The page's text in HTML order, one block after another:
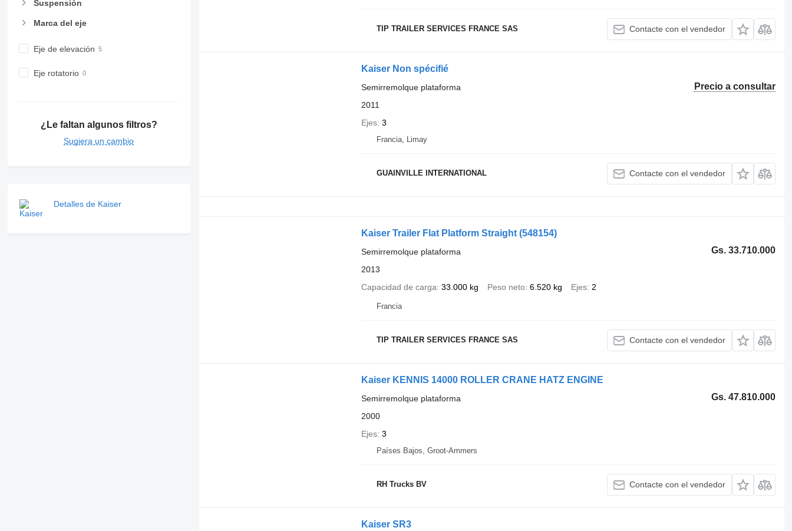
Suspensión
Marca del eje
Eje de elevación
Eje rotatorio
¿Le faltan algunos filtros?
Sugiera un cambio
Detalles de Kaiser
TIP TRAILER SERVICES FRANCE SAS Contacte con el vendedor
Kaiser Non spécifié
Precio a consultar
Semirremolque plataforma
2011
Ejes 3
Francia, Limay
GUAINVILLE INTERNATIONAL Contacte con el vendedor
Kaiser Trailer Flat Platform Straight (548154)
Gs. 33.710.000
Semirremolque plataforma
2013
Capacidad de carga 33.000 kg Peso neto 6.520 kg Ejes 2
Francia
TIP TRAILER SERVICES FRANCE SAS Contacte con el vendedor
Kaiser KENNIS 14000 ROLLER CRANE HATZ ENGINE
Gs. 47.810.000
Semirremolque plataforma
2000
Ejes 3
Países Bajos, Groot-Ammers
RH Trucks BV Contacte con el vendedor
Kaiser SR3